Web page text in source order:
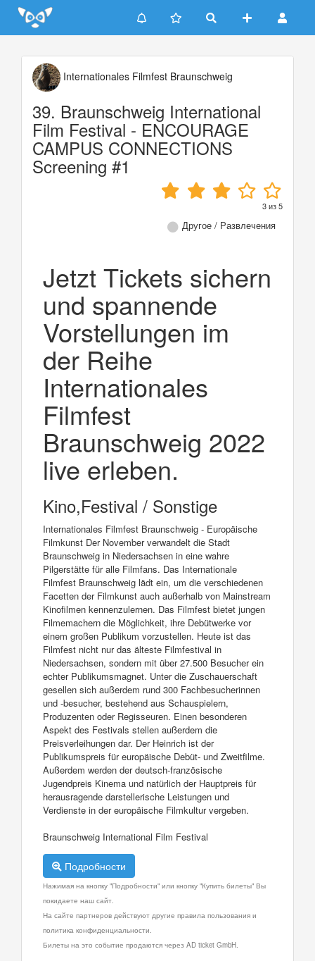
Update cookies preferences
Internationales Filmfest Braunschweig
39. Braunschweig International
Film Festival - ENCOURAGE
CAMPUS CONNECTIONS
Screening #1
3из5
Другое / Развлечения
Jetzt Tickets sichern
und spannende
Vorstellungen im
der Reihe
Internationales
Filmfest
Braunschweig 2022
live erleben.
Kino,Festival / Sonstige
Internationales Filmfest Braunschweig - Europäische
Filmkunst Der November verwandelt die Stadt
Braunschweig in Niedersachsen in eine wahre
Pilgerstätte für alle Filmfans. Das Internationale
Filmfest Braunschweig lädt ein, um die verschiedenen
Facetten der Filmkunst auch außerhalb von Mainstream
Kinofilmen kennenzulernen. Das Filmfest bietet jungen
Filmemachern die Möglichkeit, ihre Debütwerke vor
einem großen Publikum vorzustellen. Heute ist das
Filmfest nicht nur das älteste Filmfestival in
Niedersachsen, sondern mit über 27.500 Besucher ein
echter Publikumsmagnet. Unter die Zuschauerschaft
gesellen sich außerdem rund 300 Fachbesucherinnen
und -besucher, bestehend aus Schauspielern,
Produzenten oder Regisseuren. Einen besonderen
Aspekt des Festivals stellen außerdem die
Preisverleihungen dar. Der Heinrich ist der
Publikumspreis für europäische Debüt- und Zweitfilme.
Außerdem werden der deutsch-französische
Jugendpreis Kinema und natürlich der Hauptpreis für
herausragende darstellerische Leistungen und
Verdienste in der europäische Filmkultur vergeben.
Braunschweig International Film Festival
Подробности
Нажимая на кнопку "Подробности" или кнопку "Купить билеты" Вы
покидаете наш сайт.
На сайте партнеров действуют другие правила пользования и
политика конфиденциальности.
Билеты на это событие продаются через AD ticket GmbH.